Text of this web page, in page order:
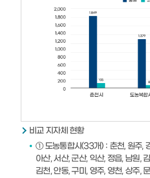
비교 지자체 현황
① 도농통합시(33개) : 춘천, 원주,
아산, 서산, 군산, 익산, 정읍, 남원,
김천, 안동, 구미, 영주, 영천, 상주,